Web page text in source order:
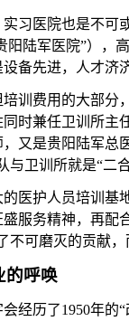
习医院也是不可
阳陆军医院”），
备先进，人才济
训费用的大部分
时兼任卫训所主
又是贵阳陆军
卫训所就是“二合
医护人员培训基
服务精神，再
不可磨灭的贡献
的呼唤
经历了1950年的